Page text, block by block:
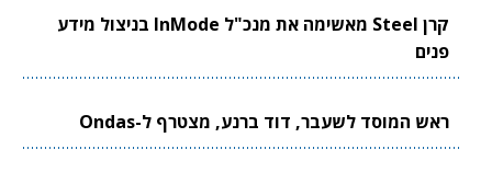
קרן Steel מאשימה את מנכ"ל InMode בניצול מידע
פנים
ראש המוסד לשעבר, דוד ברנע, מצטרף ל-Ondas